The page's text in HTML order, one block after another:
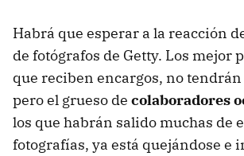
Habrá que esperar a la reacción
de fotógrafos de Getty. Los mejor
que reciben encargos, no
pero el grueso de colaboradores
los que habrán salido muchas de
fotografías, ya está quejándose e